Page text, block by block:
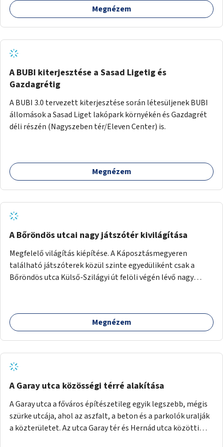
barátságosabbá és zöldebbé lehetne tenni a megállókat.
Megnézem
A BUBI kiterjesztése a Sasad Ligetig és
Gazdagrétig
A BUBI 3.0 tervezett kiterjesztése során létesüljenek BUBI
állomások a Sasad Liget lakópark környékén és Gazdagrét
déli részén (Nagyszeben tér/Eleven Center) is.
Megnézem
A Bőröndös utcai nagy játszótér kivilágítása
Megfelelő világítás kiépítése. A Káposztásmegyeren
található játszóterek közül szinte egyedüliként csak a
Bőröndös utca Külső-Szilágyi út felöli végén lévő nagy
Megnézem
A Garay utca közösségi térré alakítása
A Garay utca a főváros építészetileg egyik legszebb, mégis
szürke utcája, ahol az aszfalt, a beton és a parkolók uralják
a közterületet. Az utca Garay tér és Hernád utca közötti